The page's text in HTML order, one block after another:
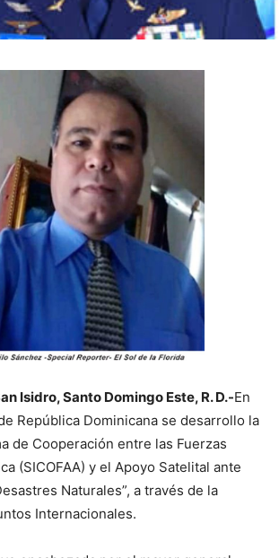
Isidro, Santo Domingo Este, R. D.-En
República Dominicana se desarrollo la
de Cooperación entre las Fuerzas
(SICOFAA) y el Apoyo Satelital ante
Naturales”, a través de la
Internacionales.